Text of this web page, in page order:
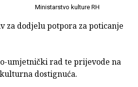
Ministarstvo kulture RH
za dodjelu potpora za poticanje
umjetnički rad te prijevode na
dostignuća.